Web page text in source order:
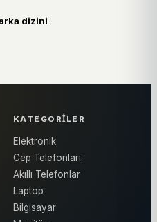
dizini
KATEGORILER
Elektronik
Cep Telefonları
Akıllı Telefonlar
Laptop
Bilgisayar